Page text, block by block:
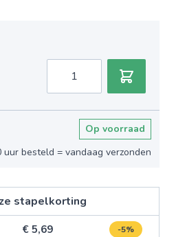
Op voorraad
uur besteld = vandaag verzonden
stapelkorting
€ 5,69 -5%